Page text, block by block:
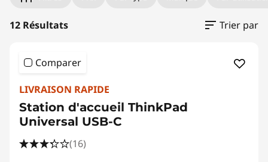
12 Résultats Trier par
Comparer
LIVRAISON RAPIDE
Station d'accueil ThinkPad
Universal USB-C
(16)